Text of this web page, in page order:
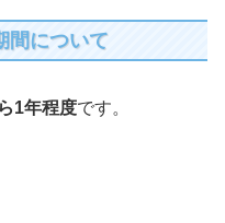
間について
1年程度です。